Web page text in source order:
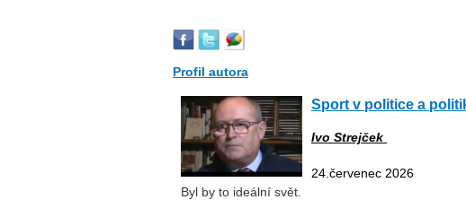
Profil autora
Sport v politice a
Ivo Strejček
24.červenec 2026
Byl by to ideální svět.